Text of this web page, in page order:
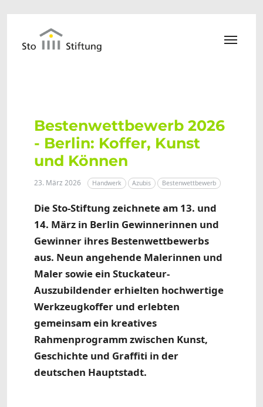
Bestenwettbewerb 2026
- Berlin: Koffer, Kunst
und Können
23. März 2026 Handwerk Azubis Bestenwettbewerb
Die Sto-Stiftung zeichnete am 13. und
14. März in Berlin Gewinnerinnen und
Gewinner ihres Bestenwettbewerbs
aus. Neun angehende Malerinnen und
Maler sowie ein Stuckateur-
Auszubildender erhielten hochwertige
Werkzeugkoffer und erlebten
gemeinsam ein kreatives
Rahmenprogramm zwischen Kunst,
Geschichte und Graffiti in der
deutschen Hauptstadt.